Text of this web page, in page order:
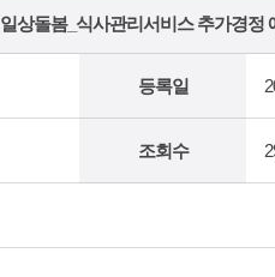
상돌봄_식사관리서비스 추가경정
등록일
조회수